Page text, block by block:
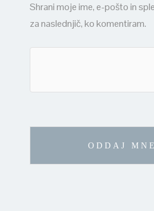
Shrani moje ime, e-pošto in
za naslednjič, ko komentiram.